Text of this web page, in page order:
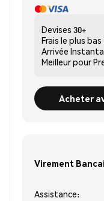
Devises 30+
Frais le plus bas
Arrivée
Meilleur pour
Acheter
Virement
Assistance: